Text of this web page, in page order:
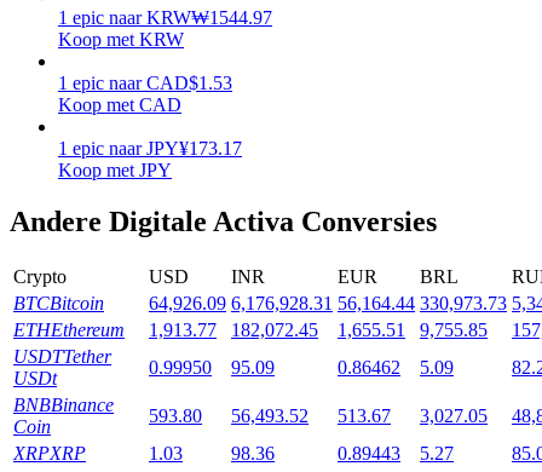
Hoog rendement en directe toegang
Flexibel staken om populaire tokens te verdienen.
1 epic naar KRW₩1544.97
Koop met KRW
1 epic naar CAD$1.53
Koop met CAD
1 epic naar JPY¥173.17
Koop met JPY
Andere Digitale Activa Conversies
Crypto USD INR EUR BRL
BTCBitcoin 64,926.09 6,176,928.31 56,164.44 330,973.73
ETHEthereum 1,913.77 182,072.45 1,655.51 9,755.85
USDTTether
USDt
0.99950 95.09 0.86462 5.09
BNBBinance
Coin
593.80 56,493.52 513.67 3,027.05
XRPXRP 1.03 98.36 0.89443 5.27